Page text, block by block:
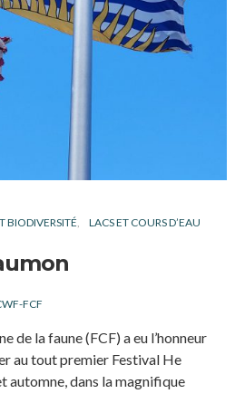
BIODIVERSITÉ LACS ET COURS D’EAU
FCF
de la faune (FCF) a eu l’honneur
au tout premier Festival He
automne, dans la magnifique